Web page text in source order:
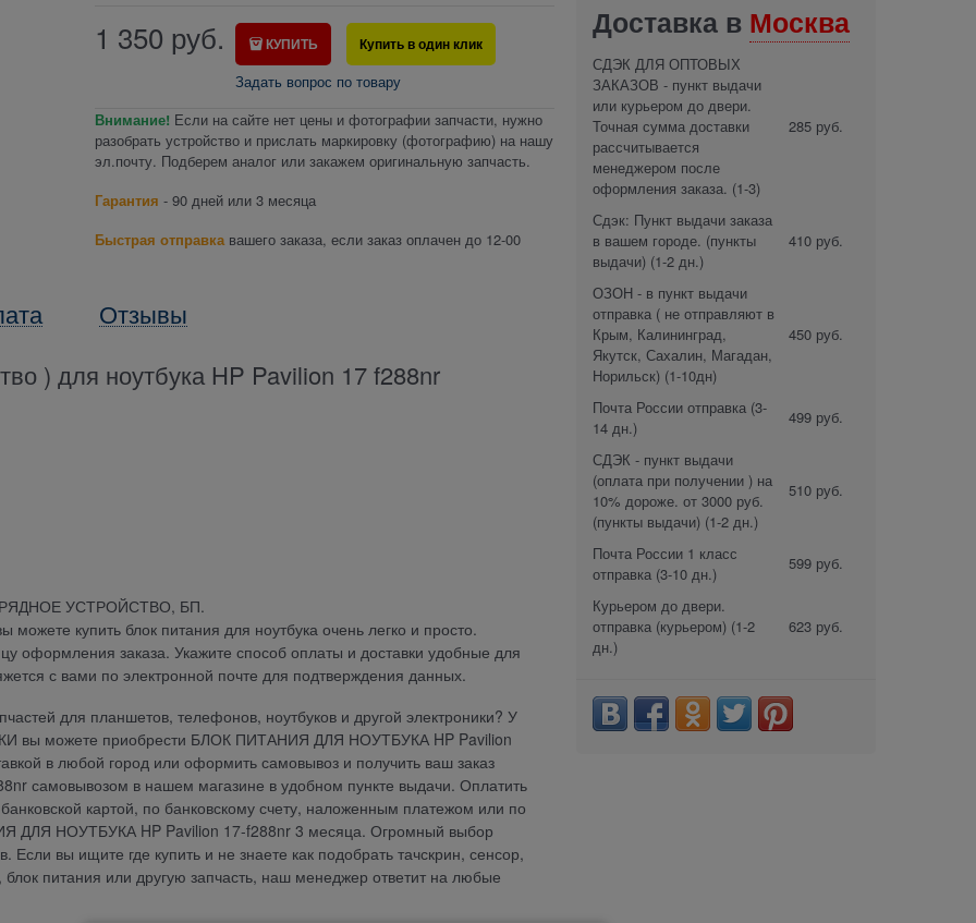
1 350 руб. КУПИТЬ Купить в один клик
Задать вопрос по товару
Внимание! Если на сайте нет цены и фотографии запчасти, нужно
разобрать устройство и прислать маркировку (фотографию) на нашу
эл.почту. Подберем аналог или закажем оригинальную запчасть.
Гарантия - 90 дней или 3 месяца
Быстрая отправкавашего заказа, если заказ оплачен до 12-00
Отзывы
) для ноутбука HP Pavilion 17 f288nr
УСТРОЙСТВО, БП.
купить блок питания для ноутбука очень легко и просто.
оформления заказа. Укажите способ оплаты и доставки удобные для
с вами по электронной почте для подтверждения данных.
для планшетов, телефонов, ноутбуков и другой электроники? У
вы можете приобрести БЛОК ПИТАНИЯ ДЛЯ НОУТБУКА HP Pavilion
в любой город или оформить самовывоз и получить ваш заказ
в нашем магазине в удобном пункте выдачи. Оплатить
картой, по банковскому счету, наложенным платежом или по
ДЛЯ НОУТБУКА HP Pavilion 17-f288nr 3 месяца. Огромный выбор
вы ищите где купить и не знаете как подобрать тачскрин, сенсор,
питания или другую запчасть, наш менеджер ответит на любые
Доставка в Москва
СДЭК ДЛЯ ОПТОВЫХ
ЗАКАЗОВ - пункт выдачи
или курьером до двери.
Точная сумма доставки
рассчитывается
менеджером после
оформления заказа. (1-3)
285 руб.
Сдэк: Пункт выдачи заказа
в вашем городе. (пункты
выдачи) (1-2 дн.)
410 руб.
ОЗОН - в пункт выдачи
отправка ( не отправляют в
Крым, Калининград,
Якутск, Сахалин, Магадан,
Норильск) (1-10дн)
450 руб.
Почта России отправка (3-
14 дн.)
499 руб.
СДЭК - пункт выдачи
(оплата при получении ) на
10% дороже. от 3000 руб.
(пункты выдачи) (1-2 дн.)
510 руб.
Почта России 1 класс
отправка (3-10 дн.)
599 руб.
Курьером до двери.
отправка (курьером) (1-2
дн.)
623 руб.